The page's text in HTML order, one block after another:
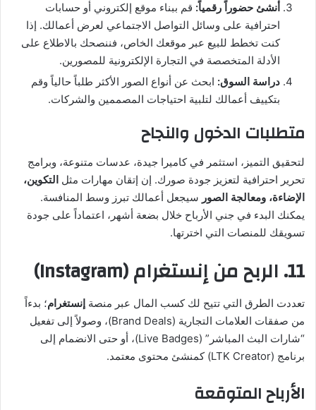
أنشئ حضوراً رقمياً: قم ببناء موقع إلكتروني أو حسابات
احترافية على وسائل التواصل الاجتماعي لعرض أعمالك. إذا
كنت تخطط للبيع عبر موقعك الخاص، فننصحك بالاطلاع على
الأدلة المتخصصة في التجارة الإلكترونية للمصورين.
دراسة السوق: ابحث عن أنواع الصور الأكثر طلباً حالياً وقم
بتكييف أعمالك لتلبية احتياجات المصممين والشركات.
متطلبات الدخول والنجاح
لتحقيق التميز، استثمر في كاميرا جيدة، عدسات متنوعة، وبرامج
تحرير احترافية لتعزيز جودة صورك. إن إتقان مهارات مثل التكوين،
الإضاءة، ومعالجة الصور سيجعل أعمالك تبرز وسط المنافسة.
يمكنك البدء في جني الأرباح خلال بضعة أشهر، اعتماداً على جودة
تسويقك للمنصات التي اخترتها.
11. الربح من إنستغرام (Instagram)
تعددت الطرق التي تتيح لك كسب المال عبر منصة إنستغرام؛ بدءاً
من صفقات العلامات التجارية (Brand Deals)، وصولاً إلى تفعيل
“شارات البث المباشر” (Live Badges)، أو حتى الانضمام إلى
برنامج (LTK Creator) كمنشئ محتوى معتمد.
الأرباح المتوقعة